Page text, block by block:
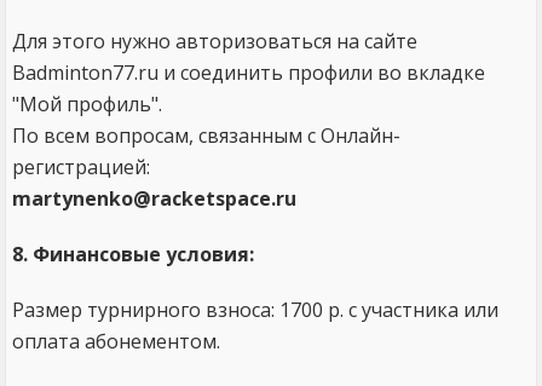
Для этого нужно авторизоваться на сайте
Badminton77.ru и соединить профили во вкладке
"Мой профиль".
По всем вопросам, связанным с Онлайн-
регистрацией:
martynenko@racketspace.ru
8. Финансовые условия:
Размер турнирного взноса: 1700 р. с участника или
оплата абонементом.